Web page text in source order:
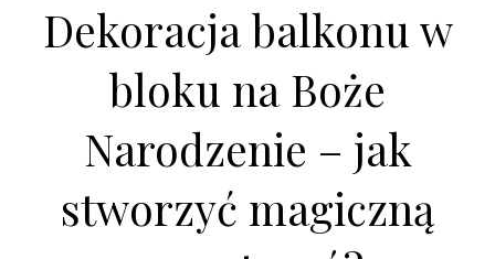
Dekoracja balkonu w
bloku na Boże
Narodzenie – jak
stworzyć magiczną